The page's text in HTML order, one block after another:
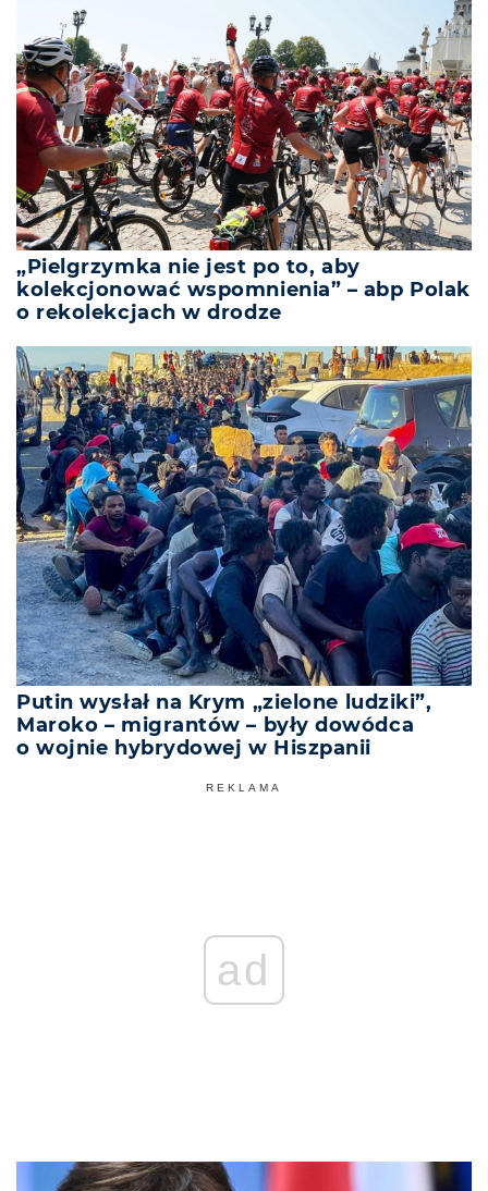
„Pielgrzymka nie jest po to, aby
kolekcjonować wspomnienia” – abp Polak
o rekolekcjach w drodze
Putin wysłał na Krym „zielone ludziki”,
Maroko – migrantów – były dowódca
o wojnie hybrydowej w Hiszpanii
REKLAMA
ad